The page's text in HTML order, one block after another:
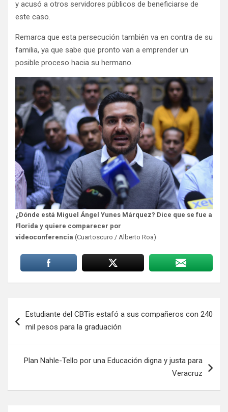
y acusó a otros servidores públicos de beneficiarse de
este caso.
Remarca que esta persecución también va en contra de su
familia, ya que sabe que pronto van a emprender un
posible proceso hacia su hermano.
¿Dónde está Miguel Ángel Yunes Márquez? Dice que se fue a
Florida y quiere comparecer por
videoconferencia (Cuartoscuro / Alberto Roa)
de
Estudiante del CBTis estafó a sus compañeros con 240
mil pesos para la graduación
Plan Nahle-Tello por una Educación digna y justa para
Veracruz